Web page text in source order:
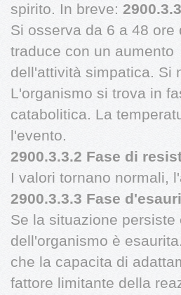
spirito. In breve:
Si osserva da 6 a 48
traduce con un aumento
dell'attività simpatica. Si
L'organismo si trova in
catabolitica. La
l'evento.
2900.3.3.2 Fase di
I valori tornano normali,
2900.3.3.3 Fase
Se la situazione
dell'organismo è
che la capacita di
fattore limitante della